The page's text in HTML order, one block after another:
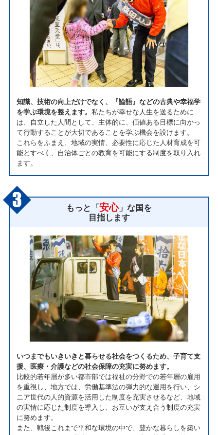
知識、技術の向上だけでなく、『論語』などの古典や幸福学
を学ぶ環境を整えます。 私たちが幸せな人生を送るために
は、自立した人間として、主体的に、価値ある目標に向かっ
て行動することが大切であることを学ぶ機会を設けます。
これらをふまえ、地域の実情、必要性に応じた人材育成を可
能とすべく、自治体ごとの教育を可能にする制度を取り入れ
ます。
もっと「 安心」な国を
目指します
いつまでもいきいきと暮らせる社会をつくるため、子育て支
援、医療・介護などの社会保障の充実に努めます。
比較的若年層が多い都市部では福祉の分野での若年層の雇用
を重視し、地方では、労働基準法の弾力的な運用を行い、シ
ニア世代の人的資源を活用した制度を充実させるなど、地域
の実情に応じた制度を導入し、お互いが支え合う制度の充実
に努めます。
また、戦後これまで平和な環境の中で、豊かな暮らしを築い